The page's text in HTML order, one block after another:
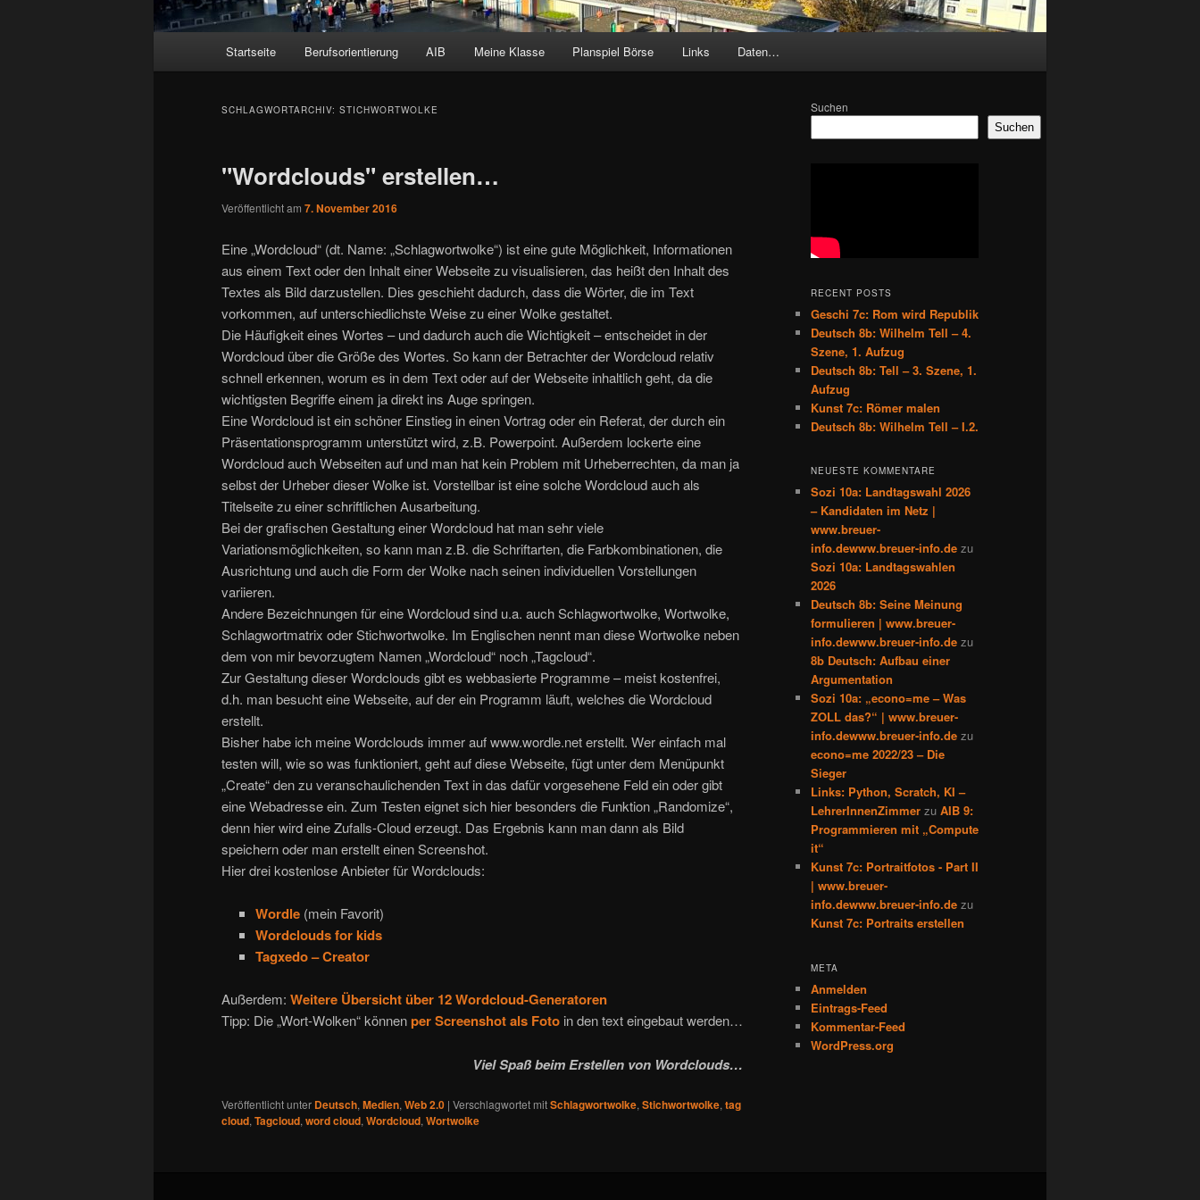
Startseite Berufsorientierung AIB Meine Klasse Planspiel Börse Links Daten…
SCHLAGWORTARCHIV: STICHWORTWOLKE
"Wordclouds" erstellen…
Veröffentlicht am 7. November 2016
Eine „Wordcloud“ (dt. Name: „Schlagwortwolke“) ist eine gute Möglichkeit, Informationen
aus einem Text oder den Inhalt einer Webseite zu visualisieren, das heißt den Inhalt des
Textes als Bild darzustellen. Dies geschieht dadurch, dass die Wörter, die im Text
vorkommen, auf unterschiedlichste Weise zu einer Wolke gestaltet.
Die Häufigkeit eines Wortes – und dadurch auch die Wichtigkeit – entscheidet in der
Wordcloud über die Größe des Wortes. So kann der Betrachter der Wordcloud relativ
schnell erkennen, worum es in dem Text oder auf der Webseite inhaltlich geht, da die
wichtigsten Begriffe einem ja direkt ins Auge springen.
Eine Wordcloud ist ein schöner Einstieg in einen Vortrag oder ein Referat, der durch ein
Präsentationsprogramm unterstützt wird, z.B. Powerpoint. Außerdem lockerte eine
Wordcloud auch Webseiten auf und man hat kein Problem mit Urheberrechten, da man ja
selbst der Urheber dieser Wolke ist. Vorstellbar ist eine solche Wordcloud auch als
Titelseite zu einer schriftlichen Ausarbeitung.
Bei der grafischen Gestaltung einer Wordcloud hat man sehr viele
Variationsmöglichkeiten, so kann man z.B. die Schriftarten, die Farbkombinationen, die
Ausrichtung und auch die Form der Wolke nach seinen individuellen Vorstellungen
variieren.
Andere Bezeichnungen für eine Wordcloud sind u.a. auch Schlagwortwolke, Wortwolke,
Schlagwortmatrix oder Stichwortwolke. Im Englischen nennt man diese Wortwolke neben
dem von mir bevorzugtem Namen „Wordcloud“ noch „Tagcloud“.
Zur Gestaltung dieser Wordclouds gibt es webbasierte Programme – meist kostenfrei,
d.h. man besucht eine Webseite, auf der ein Programm läuft, welches die Wordcloud
erstellt.
Bisher habe ich meine Wordclouds immer auf www.wordle.net erstellt. Wer einfach mal
testen will, wie so was funktioniert, geht auf diese Webseite, fügt unter dem Menüpunkt
„Create“ den zu veranschaulichenden Text in das dafür vorgesehene Feld ein oder gibt
eine Webadresse ein. Zum Testen eignet sich hier besonders die Funktion „Randomize“,
denn hier wird eine Zufalls-Cloud erzeugt. Das Ergebnis kann man dann als Bild
speichern oder man erstellt einen Screenshot.
Hier drei kostenlose Anbieter für Wordclouds:
Wordle (mein Favorit)
Wordclouds for kids
Tagxedo – Creator
Außerdem: Weitere Übersicht über 12 Wordcloud-Generatoren
Tipp: Die „Wort-Wolken“ könnenper Screenshot als Foto in den text eingebaut werden…
Viel Spaß beim Erstellen von Wordclouds…
Veröffentlicht unter Deutsch, Medien, Web 2.0 | Verschlagwortet mitSchlagwortwolke, Stichwortwolke, tag
cloud, Tagcloud, word cloud, Wordcloud, Wortwolke
Suchen
Suchen
RECENT POSTS
Geschi 7c: Rom wird Republik
Deutsch 8b: Wilhelm Tell – 4.
Szene, 1. Aufzug
Deutsch 8b: Tell – 3. Szene, 1.
Aufzug
Kunst 7c: Römer malen
Deutsch 8b: Wilhelm Tell – I.2.
NEUESTE KOMMENTARE
Sozi 10a: Landtagswahl 2026
– Kandidaten im Netz |
www.breuer-
info.dewww.breuer-info.de zu
Sozi 10a: Landtagswahlen
2026
Deutsch 8b: Seine Meinung
formulieren | www.breuer-
info.dewww.breuer-info.de zu
8b Deutsch: Aufbau einer
Argumentation
Sozi 10a: „econo=me – Was
ZOLL das?“ | www.breuer-
info.dewww.breuer-info.de zu
econo=me 2022/23 – Die
Sieger
Links: Python, Scratch, KI –
LehrerInnenZimmer zu AIB 9:
Programmieren mit „Compute
it“
Kunst 7c: Portraitfotos - Part II
| www.breuer-
info.dewww.breuer-info.de zu
Kunst 7c: Portraits erstellen
META
Anmelden
Eintrags-Feed
Kommentar-Feed
WordPress.org